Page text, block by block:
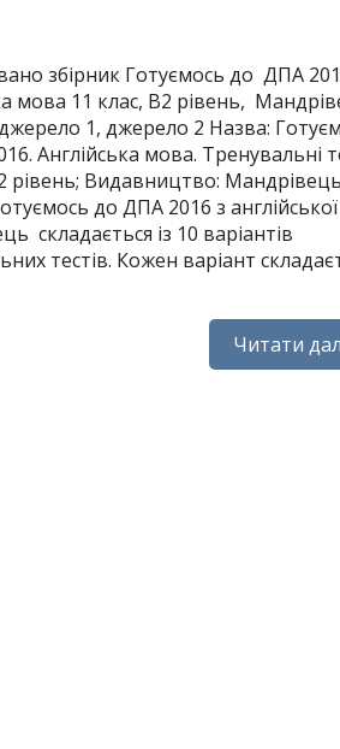
збірник Готуємось до ДПА
мова 11 клас, B2 рівень,
1, джерело 2 Назва:
Англійська мова. Тренувальні
рівень; Видавництво: Мандрівець
до ДПА 2016 з
складається із 10 варіантів
тестів. Кожен варіант
Читати